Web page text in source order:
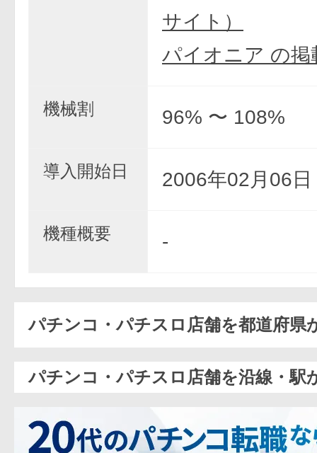
サイト）
パイオニア の掲
機械割 96% 〜 108%
導入開始日 2006年02月06日
機種概要 -
パチンコ・パチスロ店舗を都道府県
パチンコ・パチスロ店舗を沿線・駅